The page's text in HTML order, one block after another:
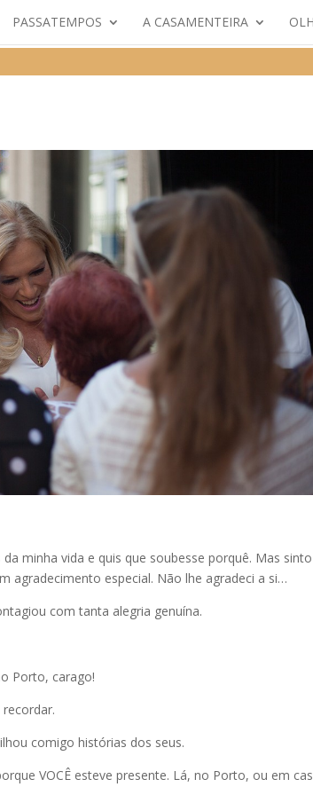
PASSATEMPOS A CASAMENTEIRA
minha vida e quis que soubesse porquê. Mas sinto
agradecimento especial. Não lhe agradeci a si…
com tanta alegria genuína.
Porto, carago!
comigo histórias dos seus.
VOCÊ esteve presente. Lá, no Porto, ou em